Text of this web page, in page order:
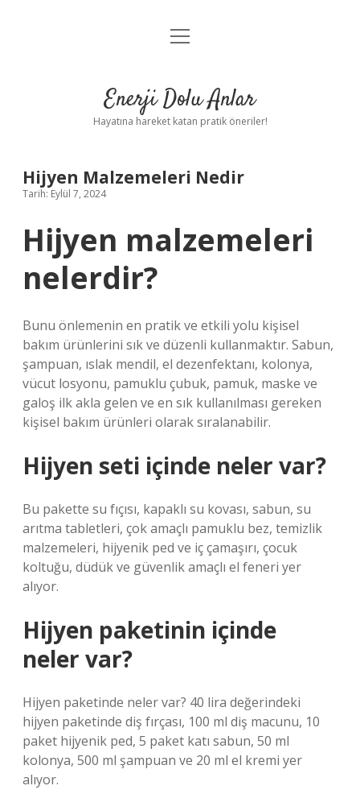
Anasayfa
Yasal Uyarı
menüyü
Enerji Dolu Anlar
Hayatına hareket katan pratik öneriler!
Hijyen Malzemeleri Nedir
Tarih: Eylül 7, 2024
Hijyen malzemeleri
nelerdir?
Bunu önlemenin en pratik ve etkili yolu kişisel
bakım ürünlerini sık ve düzenli kullanmaktır. Sabun,
şampuan, ıslak mendil, el dezenfektanı, kolonya,
vücut losyonu, pamuklu çubuk, pamuk, maske ve
galoş ilk akla gelen ve en sık kullanılması gereken
kişisel bakım ürünleri olarak sıralanabilir.
Hijyen seti içinde neler var?
Bu pakette su fıçısı, kapaklı su kovası, sabun, su
arıtma tabletleri, çok amaçlı pamuklu bez, temizlik
malzemeleri, hijyenik ped ve iç çamaşırı, çocuk
koltuğu, düdük ve güvenlik amaçlı el feneri yer
alıyor.
Hijyen paketinin içinde
neler var?
Hijyen paketinde neler var? 40 lira değerindeki
hijyen paketinde diş fırçası, 100 ml diş macunu, 10
paket hijyenik ped, 5 paket katı sabun, 50 ml
kolonya, 500 ml şampuan ve 20 ml el kremi yer
alıyor.